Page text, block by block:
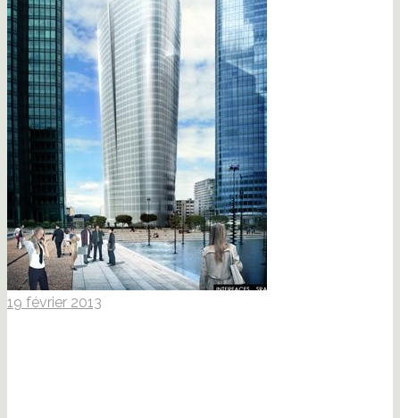
19 février 2013